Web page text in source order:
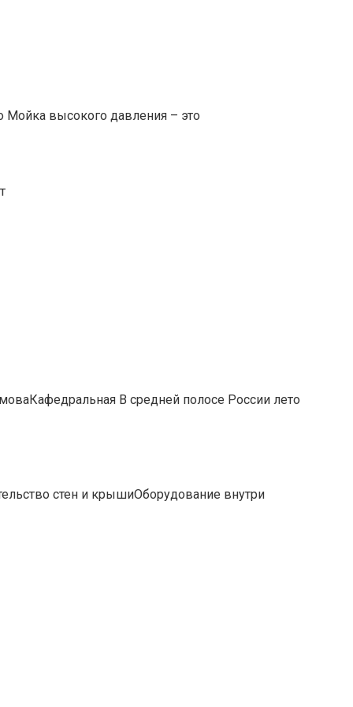
Мойка высокого давления – это
В средней полосе России лето
стен и крышиОборудование внутри